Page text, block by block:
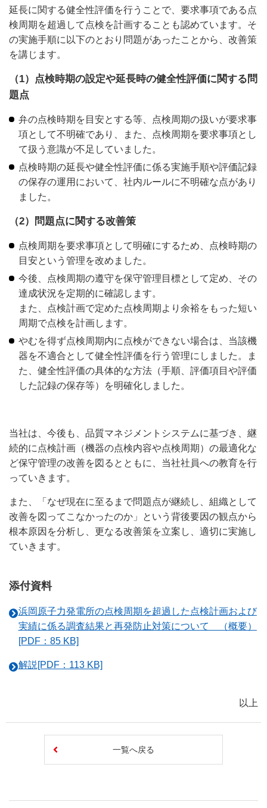
延長に関する健全性評価を行うことで、要求事項である点
検周期を超過して点検を計画することも認めています。そ
の実施手順に以下のとおり問題があったことから、改善策
を講じます。
（1）点検時期の設定や延長時の健全性評価に関する問
題点
弁の点検時期を目安とする等、点検周期の扱いが要求事
項として不明確であり、また、点検周期を要求事項とし
て扱う意識が不足していました。
点検時期の延長や健全性評価に係る実施手順や評価記録
の保存の運用において、社内ルールに不明確な点があり
ました。
（2）問題点に関する改善策
点検周期を要求事項として明確にするため、点検時期の
目安という管理を改めました。
今後、点検周期の遵守を保守管理目標として定め、その
達成状況を定期的に確認します。
また、点検計画で定めた点検周期より余裕をもった短い
周期で点検を計画します。
やむを得ず点検周期内に点検ができない場合は、当該機
器を不適合として健全性評価を行う管理にしました。ま
た、健全性評価の具体的な方法（手順、評価項目や評価
した記録の保存等）を明確化しました。
当社は、今後も、品質マネジメントシステムに基づき、継
続的に点検計画（機器の点検内容や点検周期）の最適化な
ど保守管理の改善を図るとともに、当社社員への教育を行
っていきます。
また、「なぜ現在に至るまで問題点が継続し、組織として
改善を図ってこなかったのか」という背後要因の観点から
根本原因を分析し、更なる改善策を立案し、適切に実施し
ていきます。
添付資料
浜岡原子力発電所の点検周期を超過した点検計画および
実績に係る調査結果と再発防止対策について （概要）
[PDF：85 KB]
解説[PDF：113 KB]
以上
一覧へ戻る